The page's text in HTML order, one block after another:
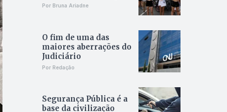
Por Bruna Ariadne
O fim de uma das
maiores aberrações do
Judiciário
Por Redação
Segurança Pública é a
base da civilização